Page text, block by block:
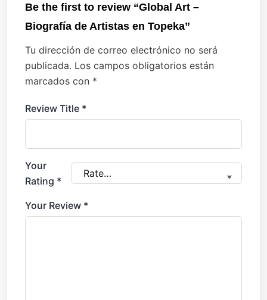
Be the first to review “Global Art –
Biografía de Artistas en Topeka”
Tu dirección de correo electrónico no será
publicada. Los campos obligatorios están
marcados con *
Review Title *
Your
Rating *
Your Review *